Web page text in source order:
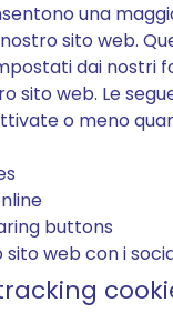
una
sito web.
dai nostri
sito web. Le
o meno
buttons
web con i